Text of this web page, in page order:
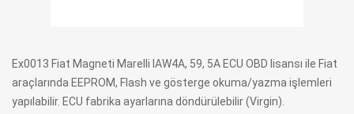
Ex0013 Fiat Magneti Marelli IAW4A, 59, 5A ECU OBD lisansı ile Fiat
araçlarında EEPROM, Flash ve gösterge okuma/yazma işlemleri
yapılabilir. ECU fabrika ayarlarına döndürülebilir (Virgin).